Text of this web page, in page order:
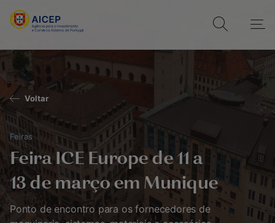
Voltar
Feiras
Feira ICE Europe de 11 a
13 de março em Munique
Ponto de encontro para os fornecedores de